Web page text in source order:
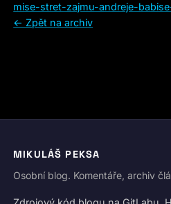
mise-stret-zajmu-andreje-
← Zpět na archiv
MIKULÁŠ PEKSA
Osobní blog. Komentáře, archiv